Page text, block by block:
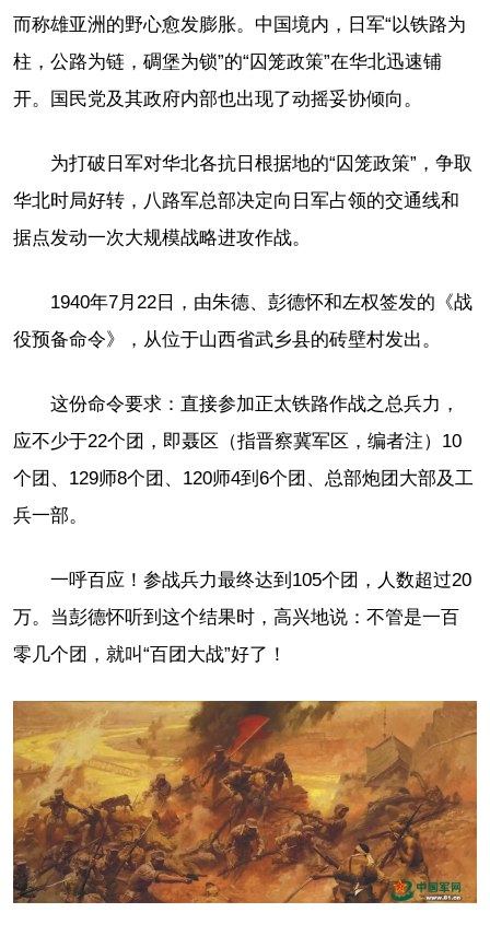
而称雄亚洲的野心愈发膨胀。中国境内，日军“以铁路为
柱，公路为链，碉堡为锁”的“囚笼政策”在华北迅速铺
开。国民党及其政府内部也出现了动摇妥协倾向。
为打破日军对华北各抗日根据地的“囚笼政策”，争取
华北时局好转，八路军总部决定向日军占领的交通线和
据点发动一次大规模战略进攻作战。
1940年7月22日，由朱德、彭德怀和左权签发的《战
役预备命令》，从位于山西省武乡县的砖壁村发出。
这份命令要求：直接参加正太铁路作战之总兵力，
应不少于22个团，即聂区（指晋察冀军区，编者注）10
个团、129师8个团、120师4到6个团、总部炮团大部及工
兵一部。
一呼百应！参战兵力最终达到105个团，人数超过20
万。当彭德怀听到这个结果时，高兴地说：不管是一百
零几个团，就叫“百团大战”好了！